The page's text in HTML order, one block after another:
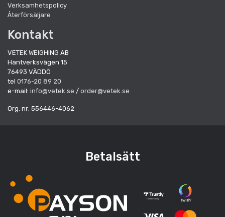
Verksamhetspolicy
Återförsäljare
Kontakt
VETEK WEIGHING AB
Hantverksvägen 15
76493 VÄDDÖ
tel 0176-20 89 20
e-mail: info@vetek.se / order@vetek.se
Org. nr: 556446-4062
Betalsätt